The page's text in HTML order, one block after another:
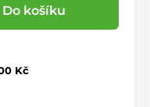
Do košíku
Kč